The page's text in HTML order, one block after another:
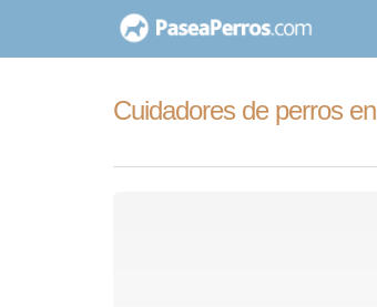
contenido
Cuidadores de perros en